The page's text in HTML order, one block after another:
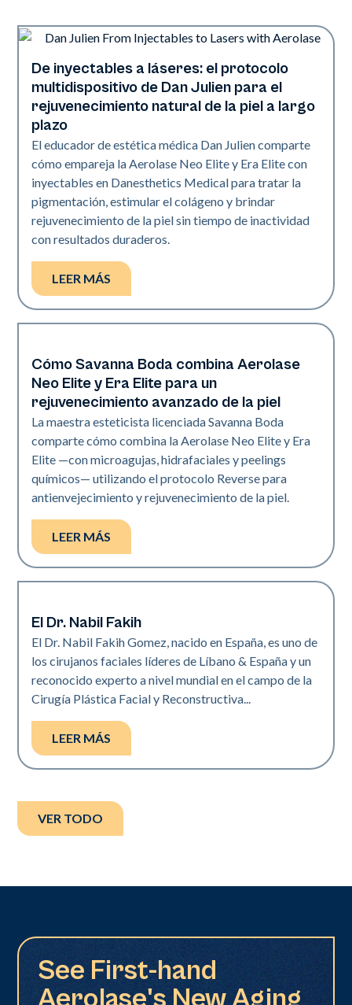
Neo + Era
De inyectables a láseres: el protocolo
multidispositivo de Dan Julien para el
rejuvenecimiento natural de la piel a largo
plazo
El educador de estética médica Dan Julien comparte
cómo empareja la Aerolase Neo Elite y Era Elite con
inyectables en Danesthetics Medical para tratar la
pigmentación, estimular el colágeno y brindar
rejuvenecimiento de la piel sin tiempo de inactividad
con resultados duraderos.
LEER MÁS
Neo + Era
Cómo Savanna Boda combina Aerolase
Neo Elite y Era Elite para un
rejuvenecimiento avanzado de la piel
La maestra esteticista licenciada Savanna Boda
comparte cómo combina la Aerolase Neo Elite y Era
Elite —con microagujas, hidrafaciales y peelings
químicos— utilizando el protocolo Reverse para
antienvejecimiento y rejuvenecimiento de la piel.
LEER MÁS
Neo + Era
El Dr. Nabil Fakih
El Dr. Nabil Fakih Gomez, nacido en España, es uno de
los cirujanos faciales líderes de Líbano & España y un
reconocido experto a nivel mundial en el campo de la
Cirugía Plástica Facial y Reconstructiva...
LEER MÁS
VER TODO
See First-hand